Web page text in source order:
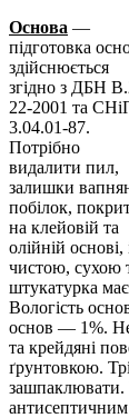
Основа —
підготовка
здійснюється
згідно з ДБН
22-2001 та
3.04.01-87.
Потрібно
видалити пил,
залишки
побілок,
на клейовій та
олійній
чистою, сухою
штукатурка
Вологість
основ — 1%.
та крейдяні
ґрунтовкою.
зашпаклювати.